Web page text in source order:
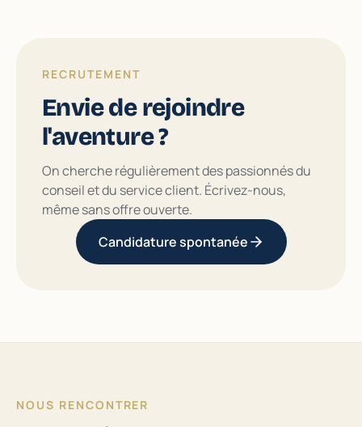
RECRUTEMENT
Envie de rejoindre
l'aventure ?
On cherche régulièrement des passionnés du
conseil et du service client. Écrivez-nous,
même sans offre ouverte.
Candidature spontanée
NOUS RENCONTRER